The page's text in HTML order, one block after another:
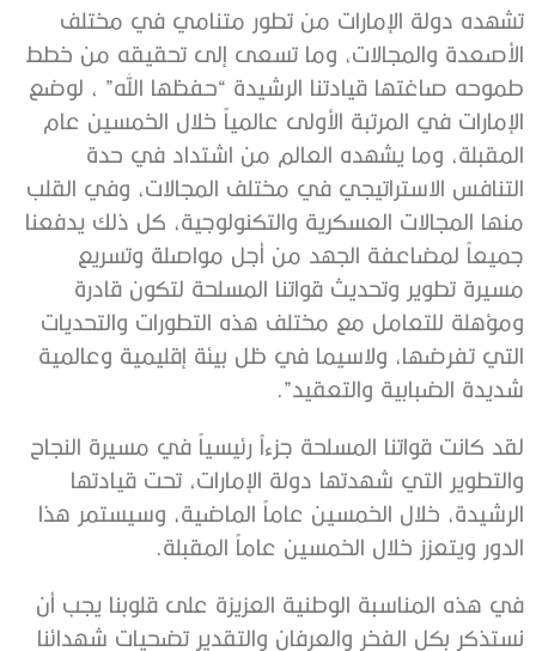
تشهده دولة الإمارات من تطور متنامي في مختلف
الأصعدة والمجالات، وما تسعى إلى تحقيقه من خطط
طموحه صاغتها قيادتنا الرشيدة “حفظها الله” ، لوضع
الإمارات في المرتبة الأولى عالمياً خلال الخمسين عام
المقبلة، وما يشهده العالم من اشتداد في حدة
التنافس الاستراتيجي في مختلف المجالات، وفي القلب
منها المجالات العسكرية والتكنولوجية، كل ذلك يدفعنا
جميعاً لمضاعفة الجهد من أجل مواصلة وتسريع
مسيرة تطوير وتحديث قواتنا المسلحة لتكون قادرة
ومؤهلة للتعامل مع مختلف هذه التطورات والتحديات
التي تفرضها، ولاسيما في ظل بيئة إقليمية وعالمية
شديدة الضبابية والتعقيد”.
لقد كانت قواتنا المسلحة جزءاً رئيسياً في مسيرة النجاح
والتطوير التي شهدتها دولة الإمارات، تحت قيادتها
الرشيدة، خلال الخمسين عاماً الماضية، وسيستمر هذا
الدور ويتعزز خلال الخمسين عاماً المقبلة.
في هذه المناسبة الوطنية العزيزة على قلوبنا يجب أن
نستذكر بكل الفخر والعرفان والتقدير تضحيات شهدائنا